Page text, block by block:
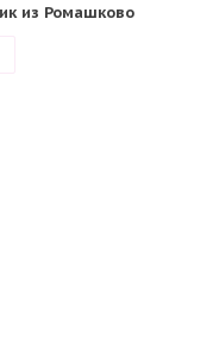
из Ромашково